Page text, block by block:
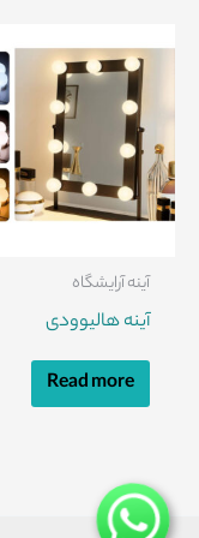
آینه آرایشگاه
آینه هالیوودی
Read more